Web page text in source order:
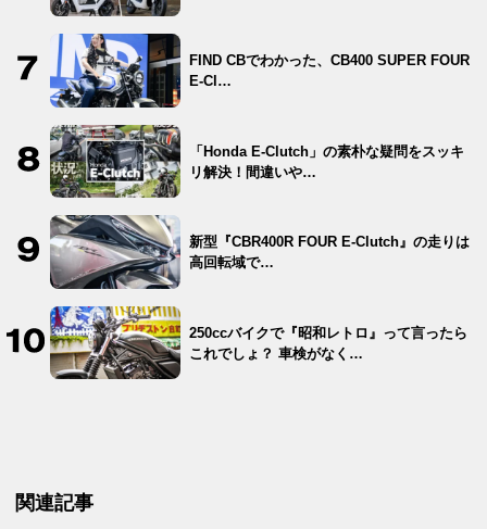
FIND CBでわかった、CB400 SUPER FOUR
E-Cl…
「Honda E-Clutch」の素朴な疑問をスッキ
リ解決！間違いや…
新型『CBR400R FOUR E-Clutch』の走りは
高回転域で…
250ccバイクで『昭和レトロ』って言ったら
これでしょ？ 車検がなく…
関連記事